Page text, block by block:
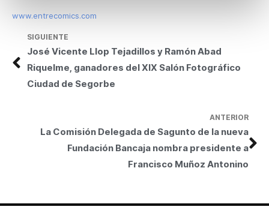
www.entrecomics.com
ANTERIOR
La Comisión Delegada de Sagunto de la nueva
Fundación Bancaja nombra presidente a
Francisco Muñoz Antonino
SIGUIENTE
José Vicente Llop Tejadillos y Ramón Abad
Riquelme, ganadores del XIX Salón Fotográfico
Ciudad de Segorbe